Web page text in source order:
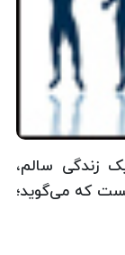
زندگی سالم،
که می‌گوید؛